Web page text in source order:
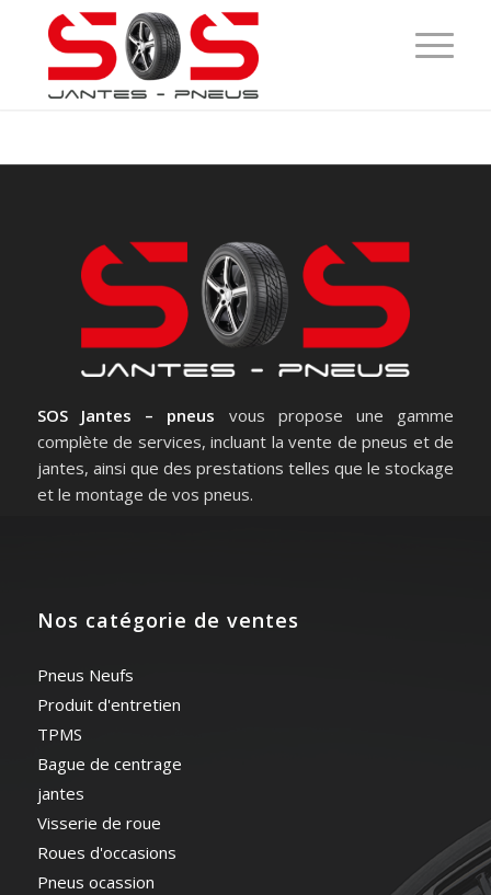
SOS Jantes – pneus vous propose une gamme
complète de services, incluant la vente de pneus et de
jantes, ainsi que des prestations telles que le stockage
et le montage de vos pneus.
Nos catégorie de ventes
Pneus Neufs
Produit d'entretien
TPMS
Bague de centrage
jantes
Visserie de roue
Roues d'occasions
Pneus ocassion